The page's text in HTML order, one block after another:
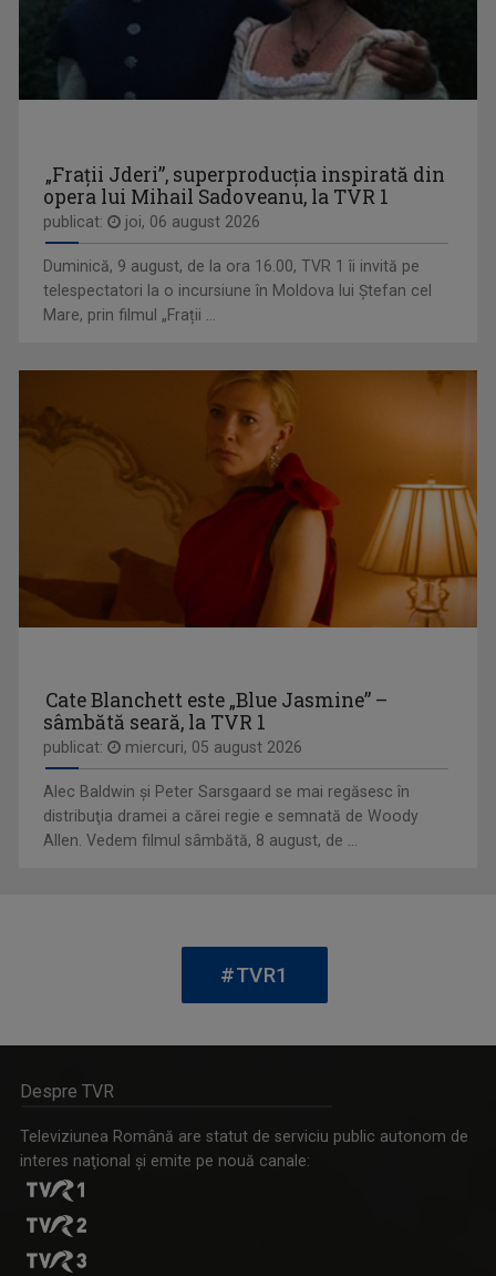
VIAŢA SATULUI
ROCK MANIAC
Știri, albumele momentului, cronica ...
ORA REGELUI
O cronică a trecutului și a destinului unei ...
Weekend Matinal este emisiunea care crede că ...
MIHAI RĂDULESCU
Jurnalist senior la Direcţia Ştiri a TVR, ...
CRISTIAN TABĂRĂ
Cristian Tabără s-a născut la Oradea pe 30 ...
CRISTIAN MÎNDRU
A absolvit Facultatea de Jurnalism, ...
„Frații Jderi”, superproducția inspirată din
opera lui Mihail Sadoveanu, la TVR 1
publicat: joi, 06 august 2026
Duminică, 9 august, de la ora 16.00, TVR 1 îi invită pe
telespectatori la o incursiune în Moldova lui Ștefan cel
Mare, prin filmul „Frații ...
Cate Blanchett este „Blue Jasmine” –
sâmbătă seară, la TVR 1
publicat: miercuri, 05 august 2026
Alec Baldwin şi Peter Sarsgaard se mai regăsesc în
distribuţia dramei a cărei regie e semnată de Woody
Allen. Vedem filmul sâmbătă, 8 august, de ...
#TVR1
Despre TVR
Televiziunea Română are statut de serviciu public autonom de
interes naţional şi emite pe nouă canale: